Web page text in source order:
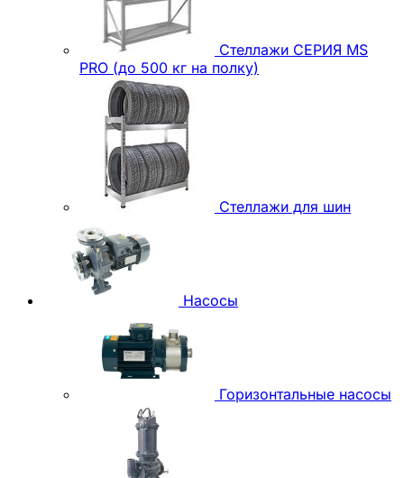
Стеллажи СЕРИЯ MS
PRO (до 500 кг на полку)
Стеллажи для шин
Насосы
Горизонтальные насосы